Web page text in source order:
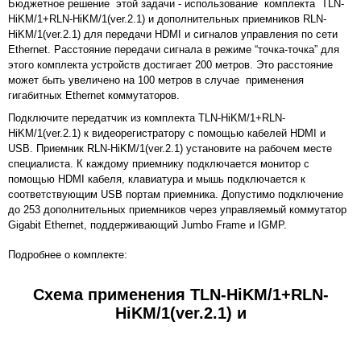
Бюджетное решение этой задачи - использование комплекта TLN-
HiKM/1+RLN-HiKM/1(ver.2.1) и дополнительных приемников RLN-
HiKM/1(ver.2.1) для передачи HDMI и сигналов управления по сети
Ethernet. Расстояние передачи сигнала в режиме “точка-точка” для
этого комплекта устройств достигает 200 метров. Это расстояние
может быть увеличено на 100 метров в случае применения
гигабитных Ethernet коммутаторов.
Подключите передатчик из комплекта TLN-HiKM/1+RLN-
HiKM/1(ver.2.1) к видеорегистратору с помощью кабелей HDMI и
USB. Приемник RLN-HiKM/1(ver.2.1) установите на рабочем месте
специалиста. К каждому приемнику подключается монитор с
помощью HDMI кабеля, клавиатура и мышь подключается к
соответствующим USB портам приемника. Допустимо подключение
до 253 дополнительных приемников через управляемый коммутатор
Gigabit Ethernet, поддерживающий Jumbo Frame и IGMP.
Подробнее о комплекте:
Схема применения TLN-HiKM/1+RLN-
HiKM/1(ver.2.1) и